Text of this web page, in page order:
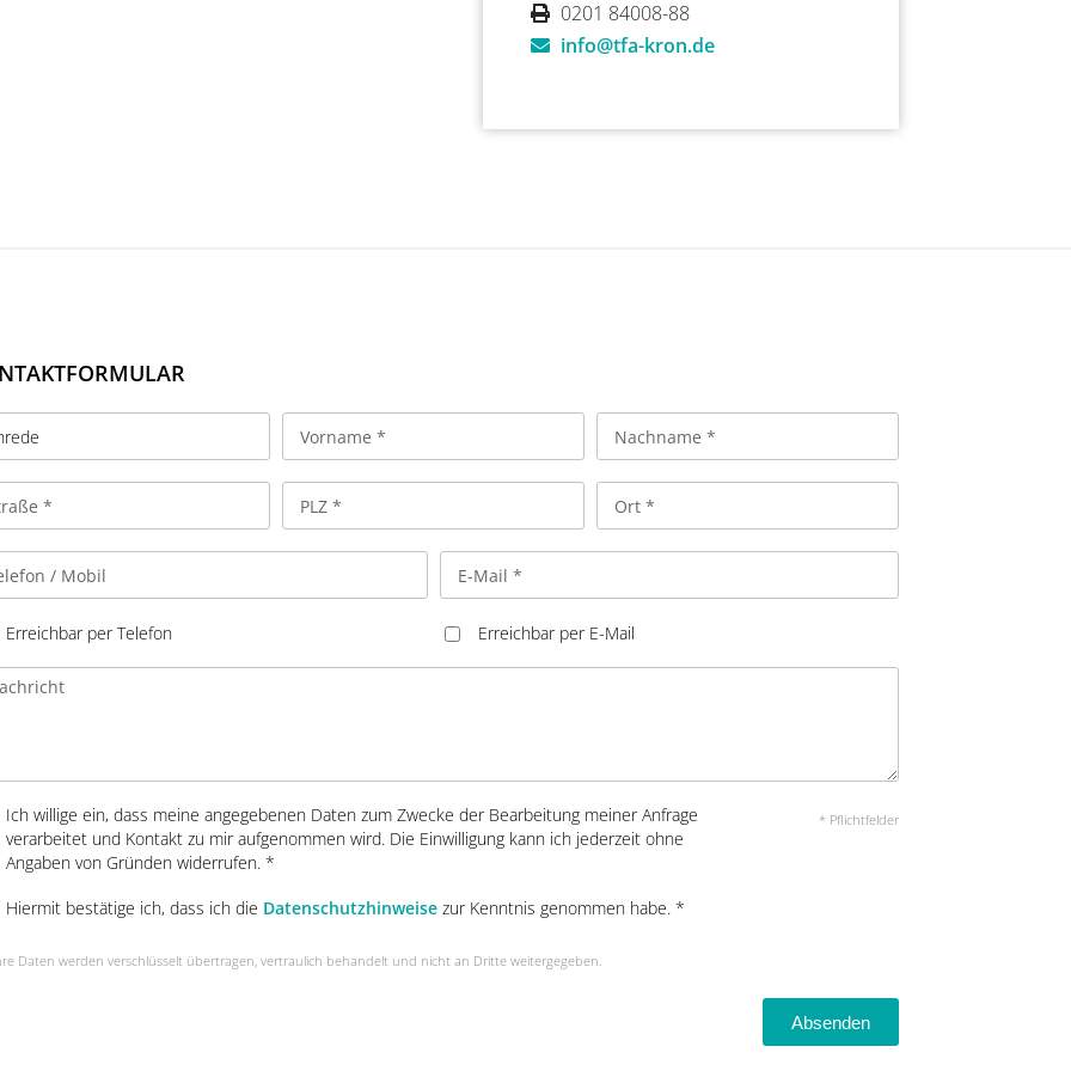
0201 84008-88
info@tfa-kron.de
Erreichbar per Telefon Erreichbar per E-Mail
Ich willige ein, dass meine angegebenen Daten zum Zwecke der Bearbeitung meiner Anfrage
verarbeitet und Kontakt zu mir aufgenommen wird. Die Einwilligung kann ich jederzeit ohne
Angaben von Gründen widerrufen. *
* Pflichtfelder
Hiermit bestätige ich, dass ich die Datenschutzhinweise zur Kenntnis genommen habe. *
Daten werden verschlüsselt übertragen, vertraulich behandelt und nicht an Dritte weitergegeben.
Absenden